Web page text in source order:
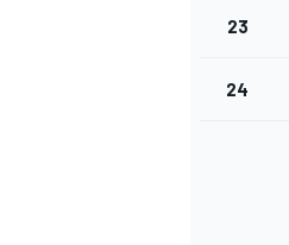
23
24